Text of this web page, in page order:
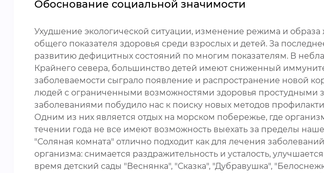
Обоснование социальной значимости
Ухудшение экологической ситуации, изменение режима и
общего показателя здоровья среди взрослых и детей. За
развитию дефицитных состояний по многим показателям. В
Крайнего севера, большинство детей имеют сниженный
заболеваемости сыграло появление и распространение новой
людей с ограниченными возможностями здоровья простудными
заболеваниями побудило нас к поиску новых методов
Одним из них является отдых на морском побережье, где
течении года не все имеют возможность выехать за пределы
"Соляная комната" отлично подходит как для лечения
организма: снимается раздражительность и усталость,
время детский сады "Веснянка", "Сказка", "Дубравушка",